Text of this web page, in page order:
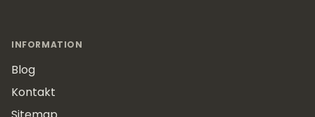
INFORMATION
Blog
Kontakt